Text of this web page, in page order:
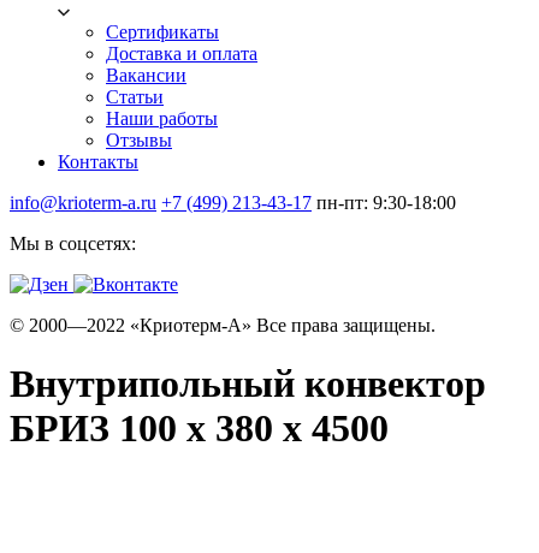
Сертификаты
Доставка и оплата
Вакансии
Статьи
Наши работы
Отзывы
Контакты
info@krioterm-a.ru +7 (499) 213-43-17 пн-пт: 9:30-18:00
Мы в соцсетях:
© 2000—2022 «Криотерм-А» Все права защищены.
Внутрипольный конвектор
БРИЗ 100 х 380 х 4500